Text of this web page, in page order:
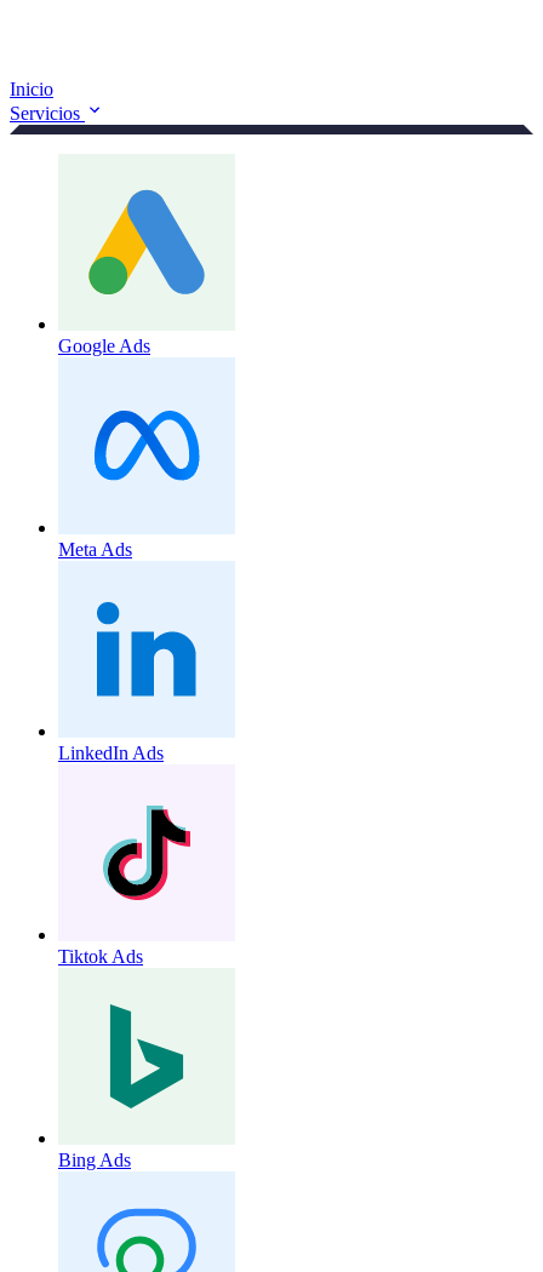
Inicio
Servicios
Google Ads
Meta Ads
LinkedIn Ads
Tiktok Ads
Bing Ads